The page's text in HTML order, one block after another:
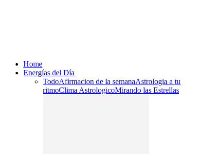
Home
Energías del Día
TodoAfirmacion de la semanaAstrologia a tu
ritmoClima AstrologicoMirando las Estrellas